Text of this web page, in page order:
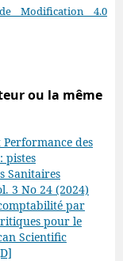
Modification 4.0
ou la même
des
pistes
Sanitaires
3 No 24 (2024)
par
pour le
Scientific